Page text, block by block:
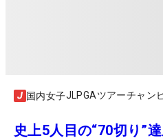
国内女子JLPGAツアーチャン
史上5人目の“70切り”